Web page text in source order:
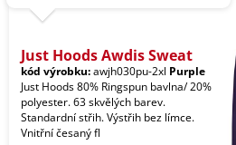
Just Hoods Awdis Sweat
kód výrobku:awjh030pu-2xl Purple
Just Hoods 80% Ringspun bavlna/ 20%
polyester. 63 skvělých barev.
Standardní střih. Výstřih bez límce.
Vnitřní česaný fl